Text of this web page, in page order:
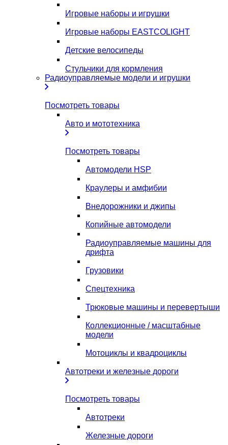
Игровые наборы и игрушки
Игровые наборы EASTCOLIGHT
Детские велосипеды
Стульчики для кормления
Радиоуправляемые модели и игрушки
Посмотреть товары
Авто и мототехника
Посмотреть товары
Автомодели HSP
Краулеры и амфибии
Внедорожники и джипы
Копийные автомодели
Радиоуправляемые машины для
дрифта
Грузовики
Спецтехника
Трюковые машины и перевертыши
Коллекционные / масштабные
модели
Мотоциклы и квадроциклы
Автотреки и железные дороги
Посмотреть товары
Автотреки
Железные дороги